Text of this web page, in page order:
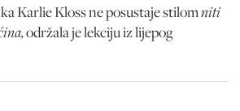
Karlie Kloss ne posustaje stilomniti
održala je lekciju iz lijepog